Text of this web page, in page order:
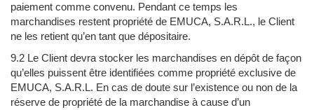
paiement comme convenu. Pendant ce temps les
marchandises restent propriété de EMUCA, S.A.R.L., le Client
ne les retient qu’en tant que dépositaire.
9.2 Le Client devra stocker les marchandises en dépôt de façon
qu’elles puissent être identifiées comme propriété exclusive de
EMUCA, S.A.R.L. En cas de doute sur l’existence ou non de la
réserve de propriété de la marchandise à cause d’un